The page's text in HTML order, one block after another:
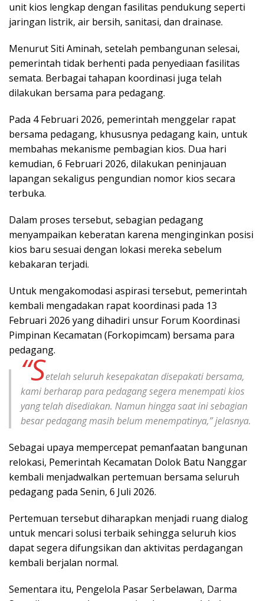
unit kios lengkap dengan fasilitas pendukung seperti
jaringan listrik, air bersih, sanitasi, dan drainase.
Menurut Siti Aminah, setelah pembangunan selesai,
pemerintah tidak berhenti pada penyediaan fasilitas
semata. Berbagai tahapan koordinasi juga telah
dilakukan bersama para pedagang.
Pada 4 Februari 2026, pemerintah menggelar rapat
bersama pedagang, khususnya pedagang kain, untuk
membahas mekanisme pembagian kios. Dua hari
kemudian, 6 Februari 2026, dilakukan peninjauan
lapangan sekaligus pengundian nomor kios secara
terbuka.
Dalam proses tersebut, sebagian pedagang
menyampaikan keberatan karena menginginkan posisi
kios baru sesuai dengan lokasi mereka sebelum
kebakaran terjadi.
Untuk mengakomodasi aspirasi tersebut, pemerintah
kembali mengadakan rapat koordinasi pada 13
Februari 2026 yang dihadiri unsur Forum Koordinasi
Pimpinan Kecamatan (Forkopimcam) bersama para
pedagang.
“Setelah seluruh kesepakatan disepakati bersama,
kami berharap para pedagang segera menempati kios
yang telah disediakan. Namun hingga saat ini sebagian
besar pedagang masih belum menempatinya,” jelasnya.
Sebagai upaya mempercepat pemanfaatan bangunan
relokasi, Pemerintah Kecamatan Dolok Batu Nanggar
kembali menjadwalkan pertemuan bersama seluruh
pedagang pada Senin, 6 Juli 2026.
Pertemuan tersebut diharapkan menjadi ruang dialog
untuk mencari solusi terbaik sehingga seluruh kios
dapat segera difungsikan dan aktivitas perdagangan
kembali berjalan normal.
Sementara itu, Pengelola Pasar Serbelawan, Darma